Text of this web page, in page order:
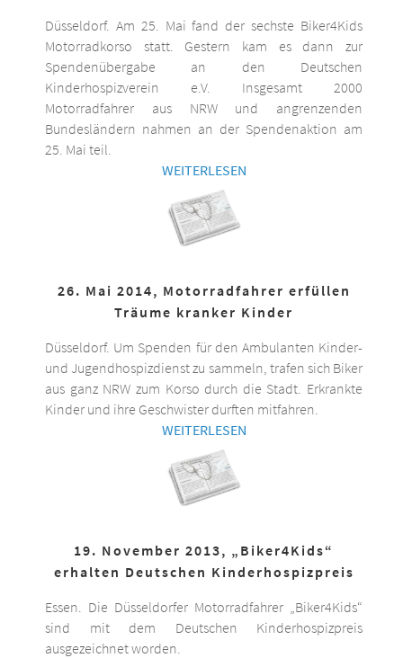
Düsseldorf. Am 25. Mai fand der sechste Biker4Kids
Motorradkorso statt. Gestern kam es dann zur
Spendenübergabe an den Deutschen
Kinderhospizverein e.V. Insgesamt 2000
Motorradfahrer aus NRW und angrenzenden
Bundesländern nahmen an der Spendenaktion am
25. Mai teil.
WEITERLESEN
26. Mai 2014, Motorradfahrer erfüllen
Träume kranker Kinder
Düsseldorf. Um Spenden für den Ambulanten Kinder-
und Jugendhospizdienst zu sammeln, trafen sich Biker
aus ganz NRW zum Korso durch die Stadt. Erkrankte
Kinder und ihre Geschwister durften mitfahren.
WEITERLESEN
19. November 2013, „Biker4Kids“
erhalten Deutschen Kinderhospizpreis
Essen. Die Düsseldorfer Motorradfahrer „Biker4Kids“
sind mit dem Deutschen Kinderhospizpreis
ausgezeichnet worden.